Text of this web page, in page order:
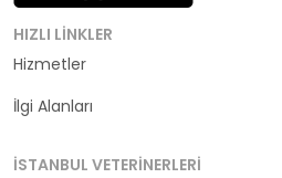
HIZLI LINKLER
Hizmetler
İlgi Alanları
İSTANBUL VETERINERLERI